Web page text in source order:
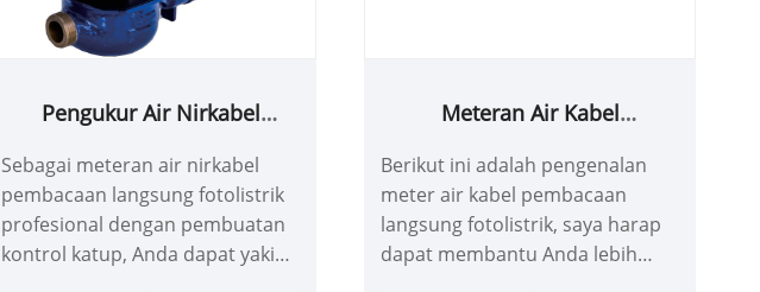
Pengukur Air Nirkabel
Fotoelektrik Dengan Kontrol
Katup
Sebagai meteran air nirkabel
pembacaan langsung fotolistrik
profesional dengan pembuatan
kontrol katup, Anda dapat yakin
Meteran Air Kabel
Fotoelektrik
Berikut ini adalah pengenalan
meter air kabel pembacaan
langsung fotolistrik, saya harap
dapat membantu Anda lebih